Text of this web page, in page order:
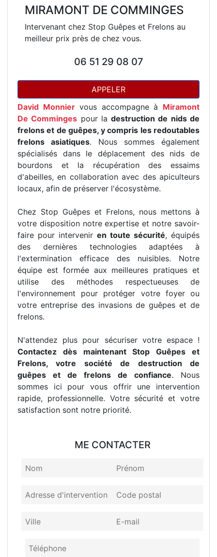
MIRAMONT DE COMMINGES
Intervenant chez Stop Guêpes et Frelons au
meilleur prix près de chez vous.
06 51 29 08 07
APPELER
David Monniervous accompagne à Miramont
De Comminges pour ladestruction de nids de
frelons et de guêpes, y compris les redoutables
frelons asiatiques. Nous sommes également
spécialisés dans le déplacement des nids de
bourdons et la récupération des essaims
d'abeilles, en collaboration avec des apiculteurs
locaux, afin de préserver l'écosystème.
Chez Stop Guêpes et Frelons, nous mettons à
votre disposition notre expertise et notre savoir-
faire pour intervenir en toute sécurité, équipés
des dernières technologies adaptées à
l'extermination efficace des nuisibles. Notre
équipe est formée aux meilleures pratiques et
utilise des méthodes respectueuses de
l'environnement pour protéger votre foyer ou
votre entreprise des invasions de guêpes et de
frelons.
N'attendez plus pour sécuriser votre espace !
Contactez dès maintenant Stop Guêpes et
Frelons, votre société de destruction de
guêpes et de frelons de confiance. Nous
sommes ici pour vous offrir une intervention
rapide, professionnelle. Votre sécurité et votre
satisfaction sont notre priorité.
ME CONTACTER